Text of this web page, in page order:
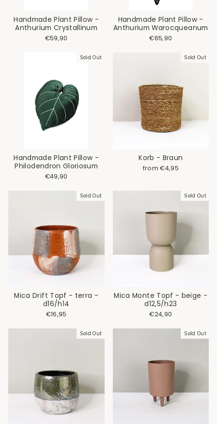
Handmade Plant Pillow -
Anthurium Crystallinum
€59,90
Handmade Plant Pillow -
Anthurium Warocqueanum
€65,90
Sold Out
Handmade Plant Pillow -
Philodendron Gloriosum
€49,90
Sold Out
Korb - Braun
Regular
Sale
from €4,95
Sold Out
Mica Drift Topf - terra -
d16/h14
€16,95
Sold Out
Mica Monte Topf - beige -
d12,5/h23
€24,90
Sold Out Sold Out